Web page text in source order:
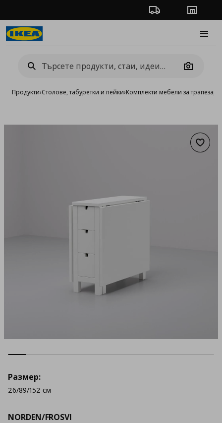
Проследяване на
Camera
Продукти›Столове, табуретки и пейки›Комплекти мебели за
NORDEN/FROSVI
Размер:
26/89/152 см